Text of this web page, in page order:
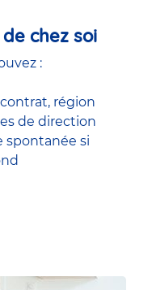
chez soi
:
région
de direction
spontanée si